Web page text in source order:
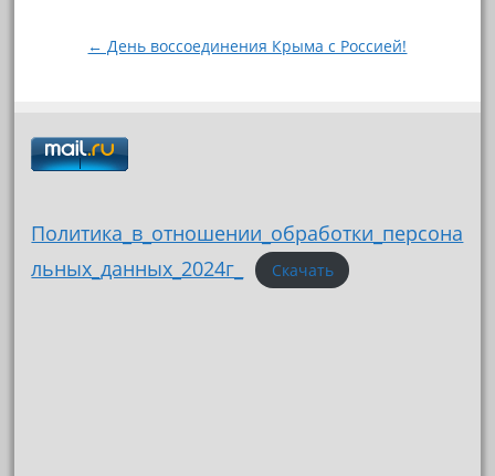
записям← День воссоединения Крыма с Россией!
Политика_в_отношении_обработки_персона
льных_данных_2024г_
Скачать